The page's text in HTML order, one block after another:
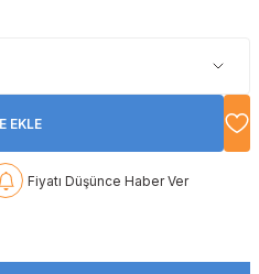
Olivetti
Panasonic
Olivetti
Panasonic
Panasonic
Pantum
Utax
Xerox
Utax
Xerox
EKLE
Fiyatı Düşünce Haber Ver